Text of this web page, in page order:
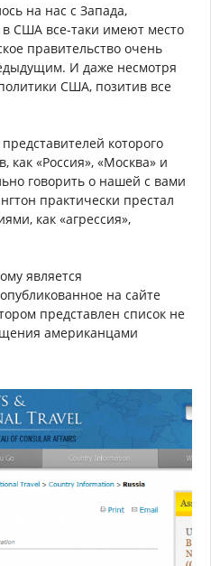
на нас с Запада,
США все-таки имеют место
правительство очень
И даже несмотря
США, позитив все
которого
как «Россия», «Москва» и
говорить о нашей с вами
практически престал
как «агрессия»,
является
на сайте
представлен список не
американцами